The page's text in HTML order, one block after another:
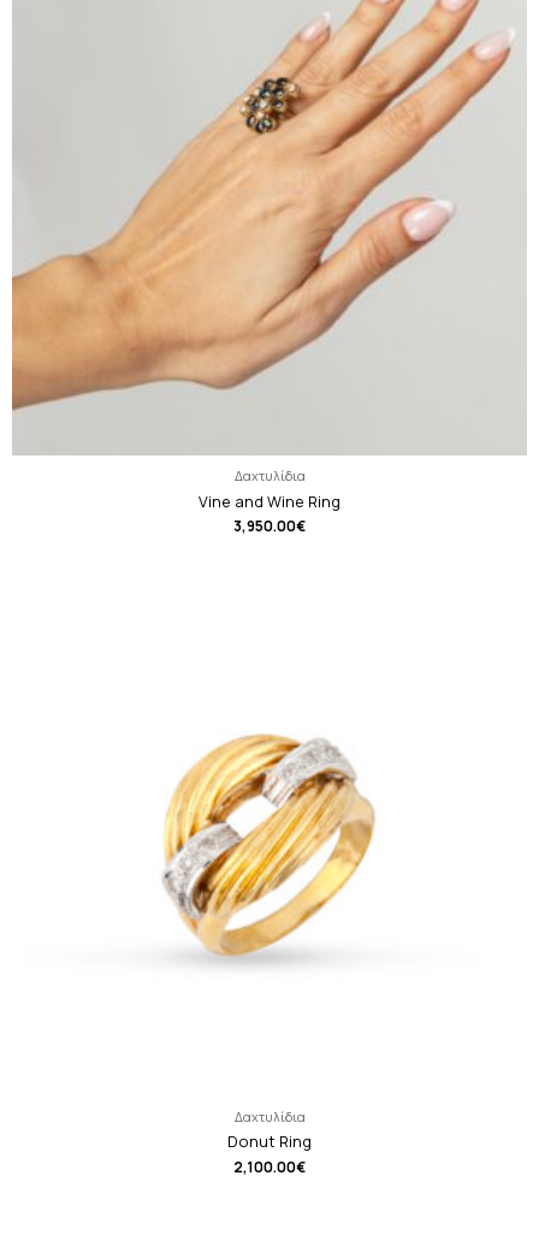
Δαχτυλίδια
Vine and Wine Ring
3,950.00€
Δαχτυλίδια
Donut Ring
2,100.00€